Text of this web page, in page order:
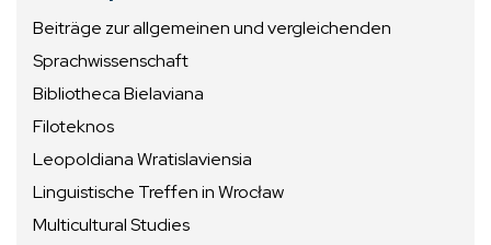
Beiträge zur allgemeinen und vergleichenden
Sprachwissenschaft
Bibliotheca Bielaviana
Filoteknos
Leopoldiana Wratislaviensia
Linguistische Treffen in Wrocław
Multicultural Studies